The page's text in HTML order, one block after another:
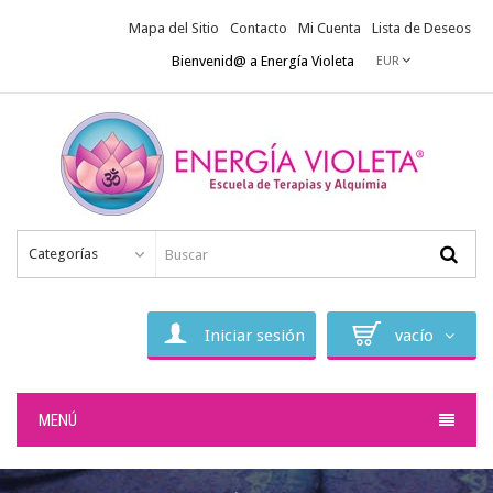
Bienvenid@ a Energía Violeta EUR
Mapa del Sitio Contacto Mi Cuenta Lista de Deseos
Categorías
vacío
Iniciar sesión
MENÚ